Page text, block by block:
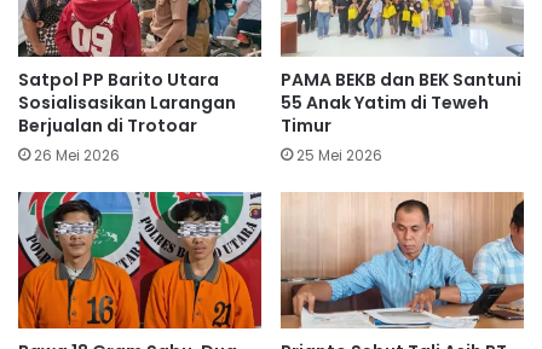
Satpol PP Barito Utara
Sosialisasikan Larangan
Berjualan di Trotoar
26 Mei 2026
PAMA BEKB dan BEK Santuni
55 Anak Yatim di Teweh
Timur
25 Mei 2026